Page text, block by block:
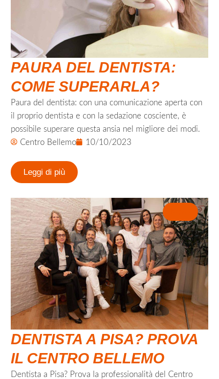
PAURA DEL DENTISTA:
COME SUPERARLA?
Paura del dentista: con una comunicazione aperta con
il proprio dentista e con la sedazione cosciente, è
possibile superare questa ansia nel migliore dei modi.
Centro Bellemo
10/10/2023
Leggi di più
DENTISTA A PISA? PROVA
IL CENTRO BELLEMO
Dentista a Pisa? Prova la professionalità del Centro